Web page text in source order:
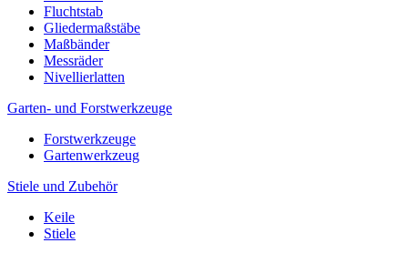
Fluchtstab
Gliedermaßstäbe
Maßbänder
Messräder
Nivellierlatten
Garten- und Forstwerkzeuge
Forstwerkzeuge
Gartenwerkzeug
Stiele und Zubehör
Keile
Stiele